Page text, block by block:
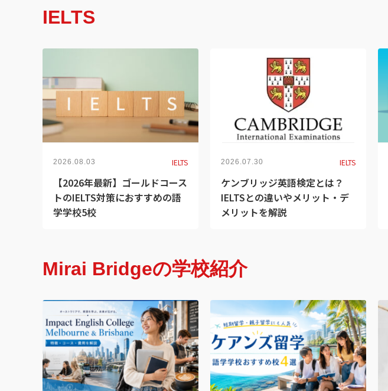
IELTS
2026.08.03 IELTS
【2026年最新】ゴールドコース
トのIELTS対策におすすめの語
学学校5校
2026.07.30 IELTS
ケンブリッジ英語検定とは？
IELTSとの違いやメリット・デ
メリットを解説
Mirai Bridgeの学校紹介